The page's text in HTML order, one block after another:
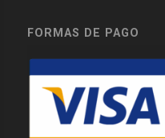
FORMAS DE PAGO